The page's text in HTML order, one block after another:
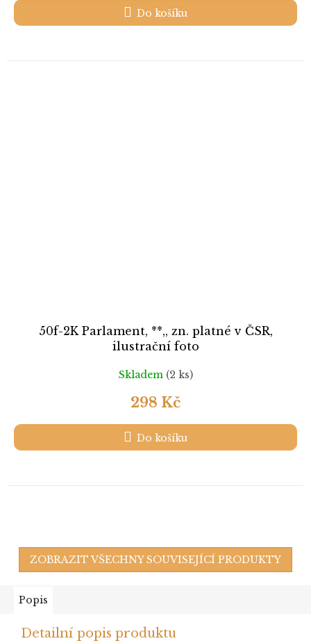
Do košíku
50f-2K Parlament, **,, zn. platné v ČSR,
ilustrační foto
Skladem (2 ks)
298 Kč
Do košíku
ZOBRAZIT VŠECHNY SOUVISEJÍCÍ PRODUKTY
Popis
Detailní popis produktu